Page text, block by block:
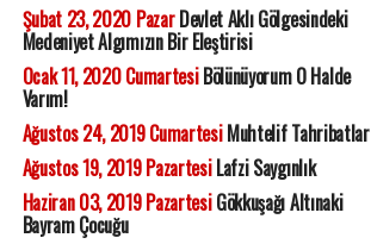
Şubat 23, 2020 PazarDevlet Aklı Gölgesindeki
Medeniyet Algımızın Bir Eleştirisi
Ocak 11, 2020 CumartesiBölünüyorum O Halde
Varım!
Ağustos 24, 2019 CumartesiMuhtelif Tahribatlar
Ağustos 19, 2019 PazartesiLafzi Saygınlık
Haziran 03, 2019 PazartesiGökkuşağı Altınaki
Bayram Çocuğu